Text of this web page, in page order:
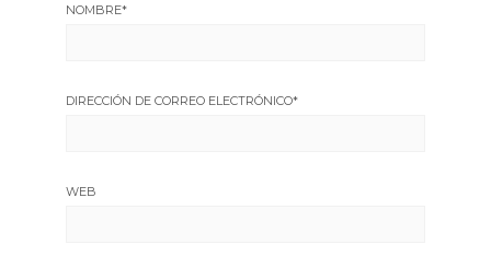
NOMBRE*
DIRECCIÓN DE CORREO ELECTRÓNICO*
WEB